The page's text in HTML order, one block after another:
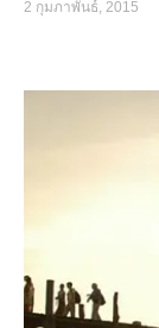
2 กุมภาพันธ์, 2015